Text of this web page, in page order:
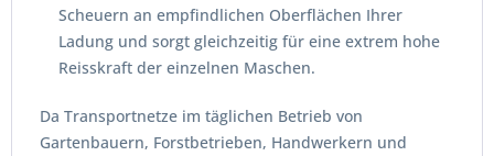
Scheuern an empfindlichen Oberflächen Ihrer
Ladung und sorgt gleichzeitig für eine extrem hohe
Reisskraft der einzelnen Maschen.
Da Transportnetze im täglichen Betrieb von
Gartenbauern, Forstbetrieben, Handwerkern und